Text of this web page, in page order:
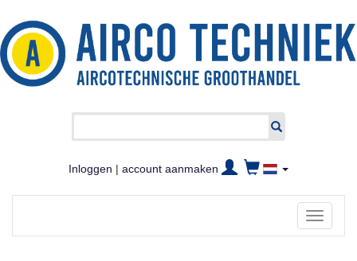
Inloggen | account aanmaken
Toggle